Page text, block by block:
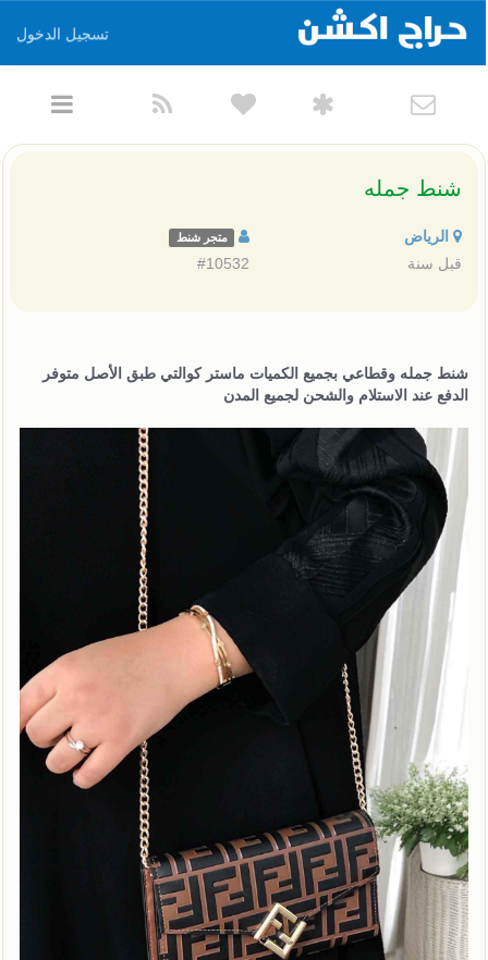
تسجيل الدخول
شنط جمله
الرياض متجر شنط
قبل سنة #10532
شنط جمله وقطاعي بجميع الكميات ماستر كوالتي طبق الأصل متوفر
الدفع عند الاستلام والشحن لجميع المدن